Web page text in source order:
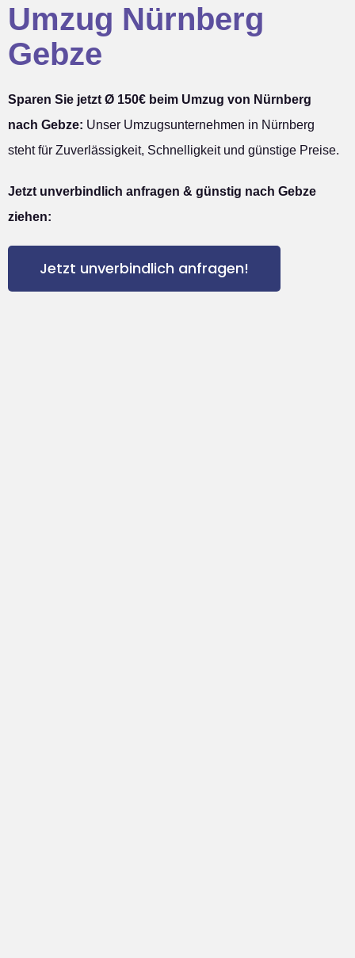
Umzug Nürnberg
Gebze
Sparen Sie jetzt Ø 150€ beim Umzug von Nürnberg
nach Gebze: Unser Umzugsunternehmen in Nürnberg
steht für Zuverlässigkeit, Schnelligkeit und günstige Preise.
Jetzt unverbindlich anfragen & günstig nach Gebze
ziehen:
Jetzt unverbindlich anfragen!